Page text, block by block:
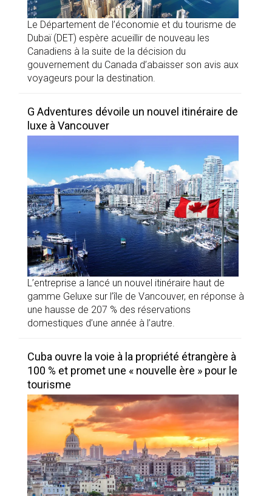
Le Département de l’économie et du tourisme de
Dubaï (DET) espère acueillir de nouveau les
Canadiens à la suite de la décision du
gouvernement du Canada d’abaisser son avis aux
voyageurs pour la destination.
G Adventures dévoile un nouvel itinéraire de
luxe à Vancouver
L’entreprise a lancé un nouvel itinéraire haut de
gamme Geluxe sur l’île de Vancouver, en réponse à
une hausse de 207 % des réservations
domestiques d’une année à l’autre.
Cuba ouvre la voie à la propriété étrangère à
100 % et promet une « nouvelle ère » pour le
tourisme